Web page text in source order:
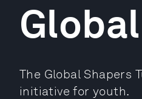
The Global Shapers
initiative for youth.